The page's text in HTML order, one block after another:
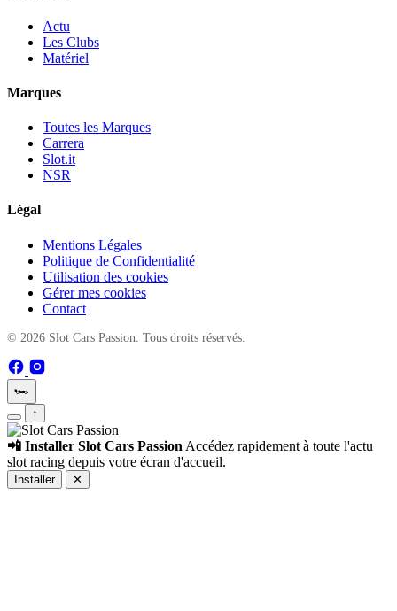
Actu
Les Clubs
Matériel
Marques
Toutes les Marques
Carrera
Slot.it
NSR
Légal
Mentions Légales
Politique de Confidentialité
Utilisation des cookies
Gérer mes cookies
Contact
© 2026 Slot Cars Passion. Tous droits réservés.
🏎️
↑
📲 Installer Slot Cars Passion Accédez rapidement à toute l'actu
slot racing depuis votre écran d'accueil.
Installer ✕